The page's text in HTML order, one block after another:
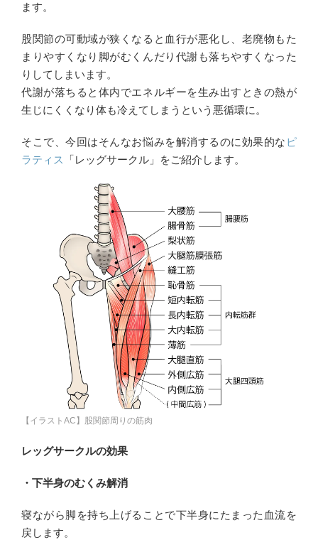
ます。
股関節の可動域が狭くなると血行が悪化し、老廃物もた
まりやすくなり脚がむくんだり代謝も落ちやすくなった
りしてしまいます。
代謝が落ちると体内でエネルギーを生み出すときの熱が
生じにくくなり体も冷えてしまうという悪循環に。
そこで、今回はそんなお悩みを解消するのに効果的な ピ
ラティス
「レッグサークル」をご紹介します。
【イラストAC】股関節周りの筋肉
レッグサークルの効果
・下半身のむくみ解消
寝ながら脚を持ち上げることで下半身にたまった血流を
戻します。